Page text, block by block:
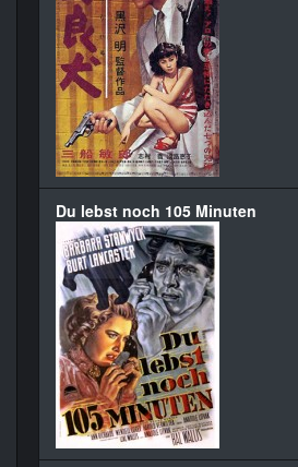
Du lebst noch 105 Minuten